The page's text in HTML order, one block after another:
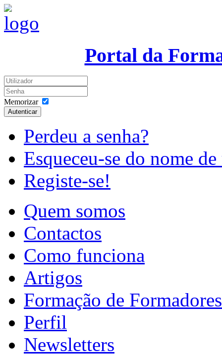
Portal da
Memorizar
Autenticar
Perdeu a senha?
Esqueceu-se do nome
Registe-se!
Quem somos
Contactos
Como funciona
Artigos
Formação de Formadores
Perfil
Newsletters